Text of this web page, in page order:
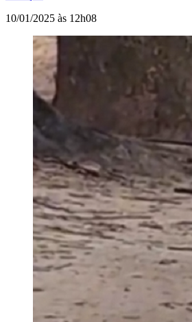
10/01/2025 às 12h08